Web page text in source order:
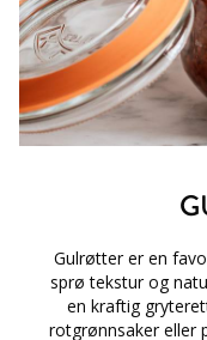
Gulrøtter er en
sprø tekstur og
en kraftig
rotgrønnsaker eller